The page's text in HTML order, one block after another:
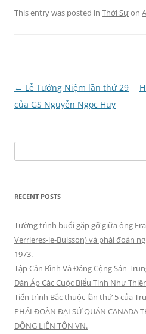
This entry was posted in Thời Sựon
Post
navigation
← Lễ Tưởng Niệm lần thứ 29
của GS Nguyễn Ngọc Huy
for:
RECENT POSTS
Tường trình buổi gặp gỡ giữa ông
Verrieres-le-Buisson) và phái đoàn
1973.
Tập Cận Bình Và Đảng Cộng Sản
Đàn Áp Các Cuộc Biểu Tình Như
Tiến trình Bắc thuộc lần thứ 5 của
PHÁI ĐOÀN ĐẠI SỨ QUÁN CANADA
ĐỒNG LIÊN TÔN VN.